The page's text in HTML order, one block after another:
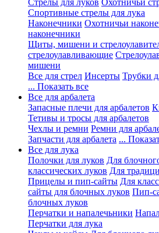
Стрелы для луков Охотничьи
Спортивные стрелы для лука
Наконечники Охотничьи
наконечники
Щиты, мишени и
стрелоулавливающие
мишени
Все для стрел Инсерты Трубки
... Показать все
Все для арбалета
Запасные плечи для арбалетов
Тетивы и тросы для арбалетов
Чехлы и ремни Ремни для
Запчасти для арбалета ...
Все для лука
Полочки для луков Для
классических луков Для
Прицелы и пип-сайты Для
сайты для блочных луков Пип-
блочных луков
Перчатки и напалечьники
Перчатки для лука